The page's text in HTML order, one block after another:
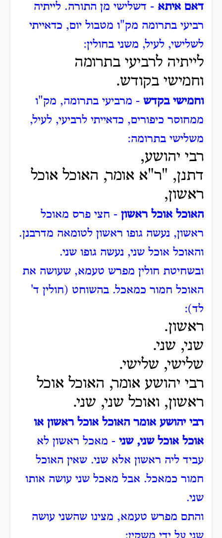
דאם איתא - דשלישי מן התורה. לייתיה
רביעי בתרומה מק"ו מטבול יום, כדאייתי
לשלישי, לעיל, משני בחולין:
לייתיה לרביעי בתרומה
וחמישי בקודש.
וחמישי בקדש - מרביעי בתרומה, מק"ו
ממחוסר כיפורים, כדאייתי לרביעי, לעיל,
משלישי בתרומה:
רבי יהושע,
דתנן, "ר"א אומר, האוכל אוכל
ראשון,
האוכל אוכל ראשון - חצי פרס מאוכל
ראשון, נעשה גופו ראשון לטומאה מדרבנן.
והאוכל אוכל שני, נעשה גופו שני.
ובשחיטת חולין מפרש טעמא, שעושה את
האוכל חמור כמאכל. בהשוחט (חולין ד'
לד):
ראשון.
שני, שני.
שלישי, שלישי.
רבי יהושע אומר, האוכל אוכל
ראשון, ואוכל שני, שני.
רבי יהושע אומר האוכל אוכל ראשון או
אוכל אוכל שני, שני - מאכל ראשון לא
עביד ליה ראשון אלא שני. שאין האוכל
חמור כמאכל. אבל מאכל שני עושה אותו
שני.
והתם מפרש טעמא, מצינו שהשני עושה